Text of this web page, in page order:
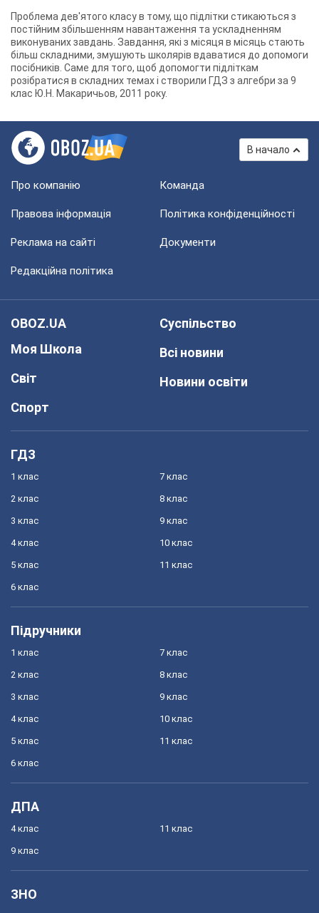
Проблема дев'ятого класу в тому, що підлітки стикаються з
постійним збільшенням навантаження та ускладненням
виконуваних завдань. Завдання, які з місяця в місяць стають
більш складними, змушують школярів вдаватися до допомоги
посібників. Саме для того, щоб допомогти підліткам
розібратися в складних темах і створили ГДЗ з алгебри за 9
клас Ю.Н. Макаричьов, 2011 року.
В начало
Про компанію Команда
Правова інформація Політика конфіденційності
Реклама на сайті Документи
Редакційна політика
OBOZ.UA
Моя Школа
Світ
Спорт
Суспільство
Всі новини
Новини освіти
ГДЗ
1 клас
2 клас
3 клас
4 клас
5 клас
6 клас
7 клас
8 клас
9 клас
10 клас
11 клас
Підручники
1 клас
2 клас
3 клас
4 клас
5 клас
6 клас
7 клас
8 клас
9 клас
10 клас
11 клас
ДПА
4 клас
9 клас
11 клас
ЗНО